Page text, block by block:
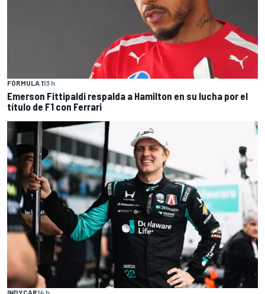
FÓRMULA 113 h
Emerson Fittipaldi respalda a Hamilton en su lucha por el
título de F1 con Ferrari